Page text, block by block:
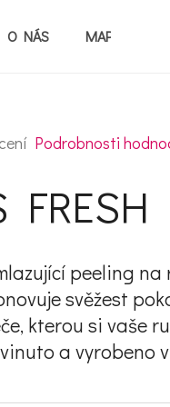
O NÁS MAPA
hodnocení produktu je
Podrobnosti
FRESH
peeling na
svěžest
kterou si vaše
a vyrobeno